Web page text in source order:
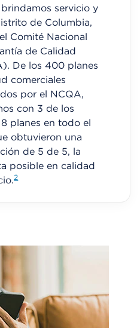
servicio y
de Columbia,
Comité Nacional
de Calidad
De los 400 planes
comerciales
por el NCQA,
con 3 de los
planes en todo el
obtuvieron una
de 5 de 5, la
posible en calidad
2